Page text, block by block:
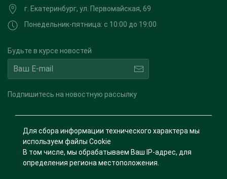
г. Екатеринбург, ул. Первомайская, 69
Понедельник-пятница: с 10:00 до 19:00
Будьте в курсе новостей
Подпишитесь на новостную рассылку
Для сбора информации технического характера мы
используем файлы Cookie
В том числе, мы обрабатываем Ваш IP-адрес, для
определения региона местоположения.